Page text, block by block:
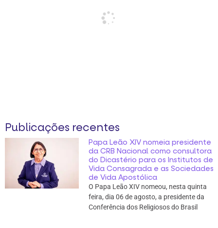
Publicações recentes
Papa Leão XIV nomeia presidente
da CRB Nacional como consultora
do Dicastério para os Institutos de
Vida Consagrada e as Sociedades
de Vida Apostólica
O Papa Leão XIV nomeou, nesta quinta
feira, dia 06 de agosto, a presidente da
Conferência dos Religiosos do Brasil